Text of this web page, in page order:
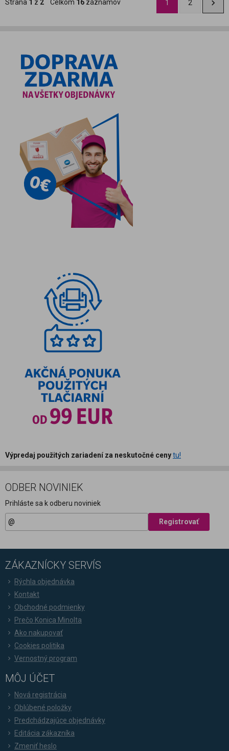
Strana 1 z 2 Celkom 16 záznamov 1 2
Výpredaj použitých zariadení za neskutočné cenytu!
ODBER NOVINIEK
Prihláste sa k odberu noviniek
Registrovať
ZÁKAZNÍCKY SERVÍS
Rýchla objednávka
Kontakt
Obchodné podmienky
Prečo Konica Minolta
Ako nakupovať
Cookies politika
Vernostný program
MÔJ ÚČET
Nová registrácia
Oblúbené položky
Predchádzajúce objednávky
Editácia zákazníka
Zmeniť heslo